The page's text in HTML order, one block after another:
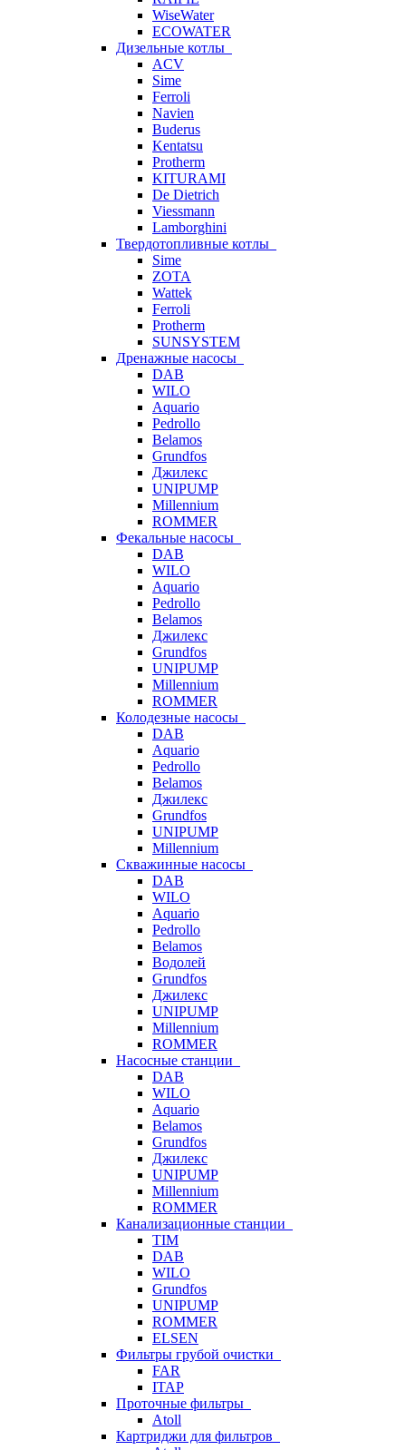
WiseWater
ECOWATER
Дизельные котлы
ACV
Sime
Ferroli
Navien
Buderus
Kentatsu
Protherm
KITURAMI
De Dietrich
Viessmann
Lamborghini
Твердотопливные котлы
Sime
ZOTA
Wattek
Ferroli
Protherm
SUNSYSTEM
Дренажные насосы
DAB
WILO
Aquario
Pedrollo
Belamos
Grundfos
Джилекс
UNIPUMP
Millennium
ROMMER
Фекальные насосы
DAB
WILO
Aquario
Pedrollo
Belamos
Джилекс
Grundfos
UNIPUMP
Millennium
ROMMER
Колодезные насосы
DAB
Aquario
Pedrollo
Belamos
Джилекс
Grundfos
UNIPUMP
Millennium
Скважинные насосы
DAB
WILO
Aquario
Pedrollo
Belamos
Водолей
Grundfos
Джилекс
UNIPUMP
Millennium
ROMMER
Насосные станции
DAB
WILO
Aquario
Belamos
Grundfos
Джилекс
UNIPUMP
Millennium
ROMMER
Канализационные станции
TIM
DAB
WILO
Grundfos
UNIPUMP
ROMMER
ELSEN
Фильтры грубой очистки
FAR
ITAP
Проточные фильтры
Atoll
Картриджи для фильтров